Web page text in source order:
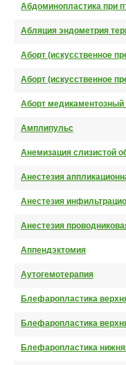
Абдоминопластика при
Абляция эндометрия
Аборт (искусственное
Аборт (искусственное
Аборт медикаментозный
Амплипульс
Анемизация слизистой
Анестезия
Анестезия
Анестезия
Аппендэктомия
Аутогемотерапия
Блефаропластика
Блефаропластика
Блефаропластика